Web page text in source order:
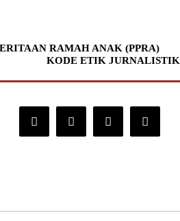
RAMAH ANAK (PPRA)
KODE ETIK JURNALISTIK